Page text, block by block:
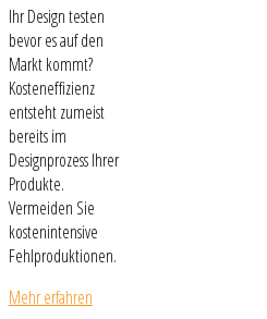
Ihr Design testen
bevor es auf den
Markt kommt?
Kosteneffizienz
entsteht zumeist
bereits im
Designprozess Ihrer
Produkte.
Vermeiden Sie
kostenintensive
Fehlproduktionen.
Mehr erfahren